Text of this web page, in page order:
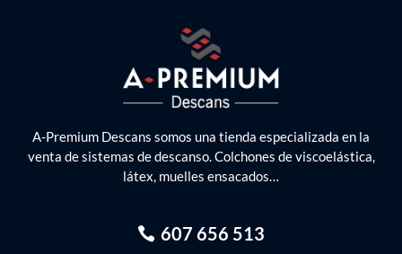
A-Premium Descans somos una tienda especializada en la
venta de sistemas de descanso. Colchones de viscoelástica,
látex, muelles ensacados…
607 656 513